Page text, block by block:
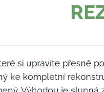
si upravíte přesně
ke kompletní